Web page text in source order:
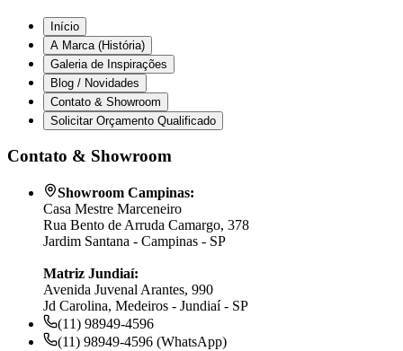
Início
A Marca (História)
Galeria de Inspirações
Blog / Novidades
Contato & Showroom
Solicitar Orçamento Qualificado
Contato & Showroom
Showroom Campinas:
Casa Mestre Marceneiro
Rua Bento de Arruda Camargo, 378
Jardim Santana - Campinas - SP
Matriz Jundiaí:
Avenida Juvenal Arantes, 990
Jd Carolina, Medeiros - Jundiaí - SP
(11) 98949-4596
(11) 98949-4596 (WhatsApp)